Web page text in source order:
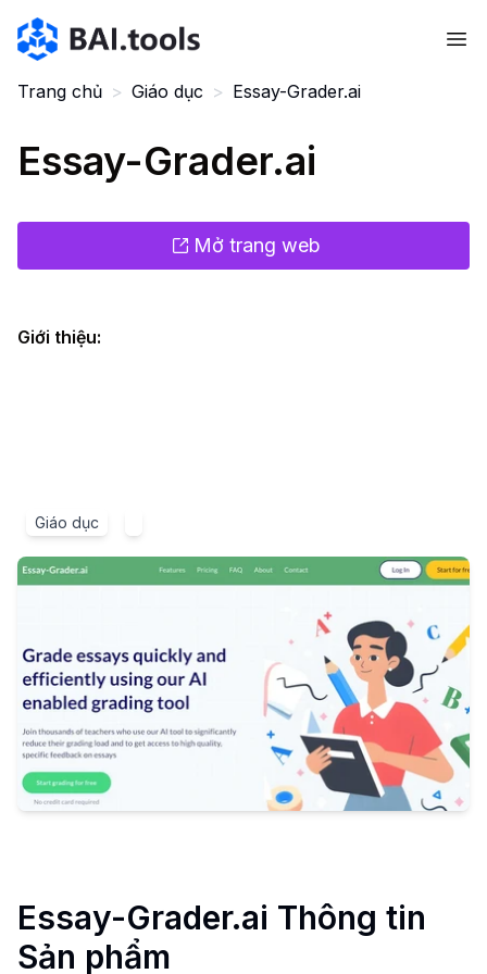
Bai.tools
Trang chủ > Giáo dục > Essay-Grader.ai
Essay-Grader.ai
Mở trang web
Giới thiệu:
Giáo dục
Essay-Grader.ai Thông tin
Sản phẩm